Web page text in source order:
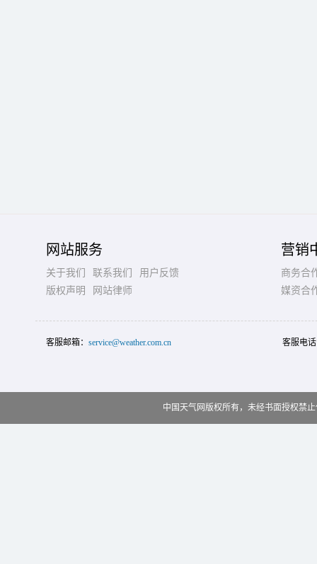
网站服务
关于我们 联系我们
用户反馈
版权声明
网站律师
营销
商务合
媒资合
客服邮箱： service@weather.com.cn 客服电
中国天气网版权所有，未经书面授权